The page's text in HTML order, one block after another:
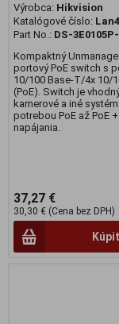
Výrobca: Hikvision
Katalógové číslo:
Part No.: DS-
Kompaktný
portový PoE switch s
10/100 Base-T/4x 10/
(PoE). Switch je
kamerové a iné
potrebou PoE až PoE +
napájania.
37,27 €
30,30 € (Cena bez DPH)
Kúpiť